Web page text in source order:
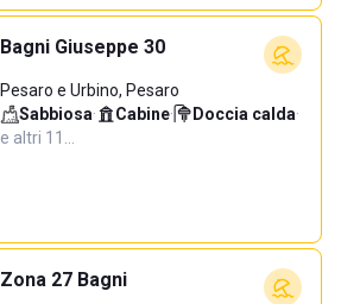
Bagni Giuseppe 30
Pesaro e Urbino, Pesaro
Sabbiosa· Cabine· Doccia calda·
e altri 11…
Zona 27 Bagni